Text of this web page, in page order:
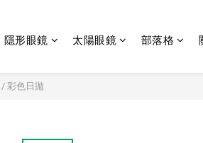
隱形眼鏡 太陽眼鏡 部落格
/ 彩色日拋